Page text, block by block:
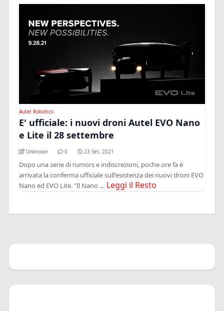
Autel Robotics
E' ufficiale: i nuovi droni Autel EVO Nano
e Lite il 28 settembre
Unknown 0 23 Set, 2021
Dopo una serie di rumors e indiscrezioni, poche ore fa è
arrivata la conferma ufficiale sull'esistenza dei nuovi droni EVO
Nano ed EVO Lite. "Il Nano ... Leggi il Resto